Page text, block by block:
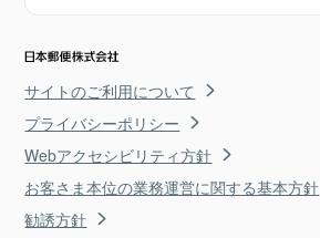
サイトのご利用について
プライバシーポリシー
Webアクセシビリティ方針
お客さま本位の業務運営に関する基本方針
勧誘方針